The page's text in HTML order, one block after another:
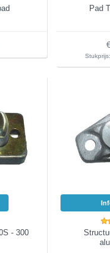
Pad
- 300